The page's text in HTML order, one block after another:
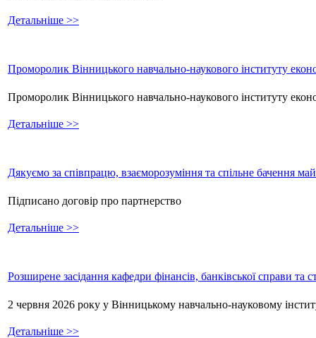
Детальніше >>
Проморолик Вінницького навчально-наукового інституту
Проморолик Вінницького навчально-наукового інституту
Детальніше >>
Дякуємо за співпрацю, взаєморозуміння та спільне бачення
Підписано договір про партнерство
Детальніше >>
Розширене засідання кафедри фінансів, банківської справи та
2 червня 2026 року у Вінницькому навчально-науковому
Детальніше >>